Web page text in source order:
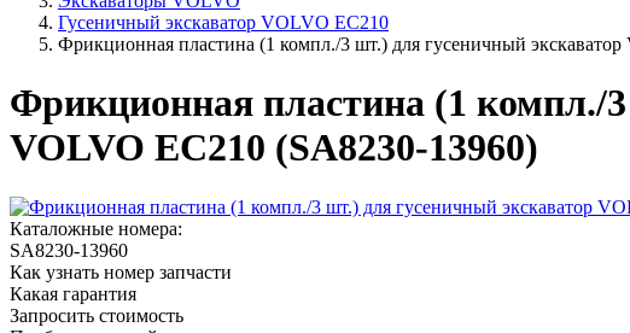
Гусеничный экскаватор VOLVO EC210
Фрикционная пластина (1 компл./3 шт.) для гусеничный
Фрикционная пластина (1 компл./
VOLVO EC210 (SA8230-13960)
Каталожные номера:
SA8230-13960
Как узнать номер запчасти
Какая гарантия
Запросить стоимость